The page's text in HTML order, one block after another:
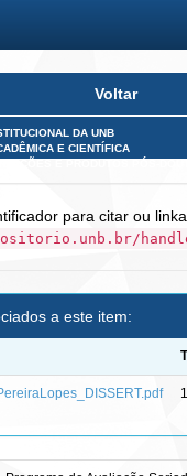
Voltar
DA UNB
E CIENTÍFICA
para citar ou
a este item: